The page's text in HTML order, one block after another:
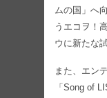
ムの国」へ
うエコヲ！
ウに新たな
また、エン
「Song of